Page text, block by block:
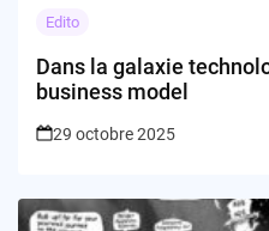
Edito
Dans la galaxie
business model
29 octobre 2025